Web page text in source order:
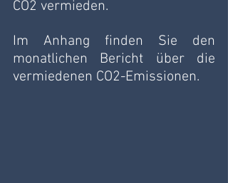
CO2 vermieden.
Im Anhang finden Sie den
monatlichen Bericht über die
vermiedenen CO2-Emissionen.